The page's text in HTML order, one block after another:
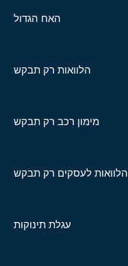
האח הגדול
הלוואות רק תבקש
מימון רכב רק תבקש
הלוואות לעסקים רק תבקש
עגלת תינוקות